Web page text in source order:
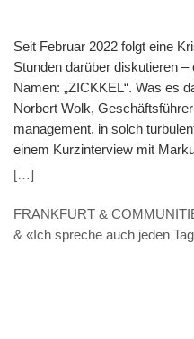
Seit Februar 2022 folgt eine
Stunden darüber diskutieren
Namen: „ZICKKEL“. Was es
Norbert Wolk,
management, in solch
einem Kurzinterview mit
steckt dahinter? Wolk:
Zinsanstieg, Inflation, Corona,
[…]
FRANKFURT &
& «Ich spreche auch jeden